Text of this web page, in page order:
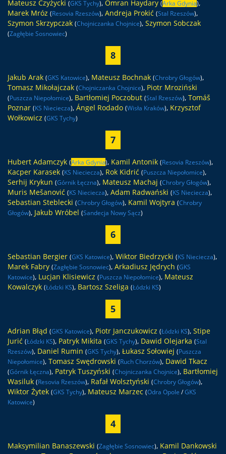
Mateusz Czyżycki (GKS Tychy), Omran Haydary (Arka Gdynia),
Marek Mróz (Resovia Rzeszów), Andreja Prokić (Stal Rzeszów),
Szymon Skrzypczak (Chojniczanka Chojnice), Szymon Sobczak
(Zagłębie Sosnowiec)
8
Jakub Arak (GKS Katowice), Mateusz Bochnak (Chrobry Głogów),
Tomasz Mikołajczak (Chojniczanka Chojnice), Piotr Mroziński
(Puszcza Niepołomice), Bartłomiej Poczobut (Stal Rzeszów), Tomáš
Poznar (KS Nieciecza), Ángel Rodado (Wisła Kraków), Krzysztof
Wołkowicz (GKS Tychy)
7
Hubert Adamczyk (Arka Gdynia), Kamil Antonik (Resovia Rzeszów),
Kacper Karasek (KS Nieciecza), Rok Kidrić (Puszcza Niepołomice),
Serhij Krykun (Górnik Łęczna), Mateusz Machaj (Chrobry Głogów),
Muris Mešanović (KS Nieciecza), Adam Radwański (KS Nieciecza),
Sebastian Steblecki (Chrobry Głogów), Kamil Wojtyra (Chrobry
Głogów), Jakub Wróbel (Sandecja Nowy Sącz)
6
Sebastian Bergier (GKS Katowice), Wiktor Biedrzycki (KS Nieciecza),
Marek Fabry (Zagłębie Sosnowiec), Arkadiusz Jędrych (GKS
Katowice), Lucjan Klisiewicz (Puszcza Niepołomice), Mateusz
Kowalczyk (Łódzki KS), Bartosz Szeliga (Łódzki KS)
5
Adrian Błąd (GKS Katowice), Piotr Janczukowicz (Łódzki KS), Stipe
Jurić (Łódzki KS), Patryk Mikita (GKS Tychy), Dawid Olejarka (Stal
Rzeszów), Daniel Rumin (GKS Tychy), Łukasz Sołowiej (Puszcza
Niepołomice), Tomasz Swędrowski (Ruch Chorzów), Dawid Tkacz
(Górnik Łęczna), Patryk Tuszyński (Chojniczanka Chojnice), Bartłomiej
Wasiluk (Resovia Rzeszów), Rafał Wolsztyński (Chrobry Głogów),
Wiktor Żytek (GKS Tychy), Mateusz Marzec (Odra Opole /GKS
Katowice)
4
Maksymilian Banaszewski (Zagłębie Sosnowiec), Kamil Dankowski